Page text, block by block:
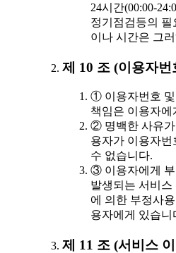
24시간(00:00-
정기점검등의
이나 시간은 그
제 10 조 (이용자번
① 이용자번호 및
책임은 이용자에
② 명백한 사유가
용자가 이용자
수 없습니다.
③ 이용자에게 부
발생되는 서비
에 의한 부정사
용자에게 있습니
제 11 조 (서비스